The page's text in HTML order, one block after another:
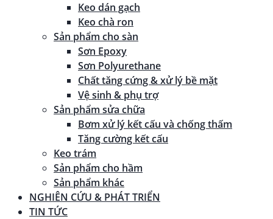
Keo dán gạch
Keo chà ron
Sản phẩm cho sàn
Sơn Epoxy
Sơn Polyurethane
Chất tăng cứng & xử lý bề mặt
Vệ sinh & phụ trợ
Sản phẩm sửa chữa
Bơm xử lý kết cấu và chống thấm
Tăng cường kết cấu
Keo trám
Sản phẩm cho hầm
Sản phẩm khác
NGHIÊN CỨU & PHÁT TRIỂN
TIN TỨC